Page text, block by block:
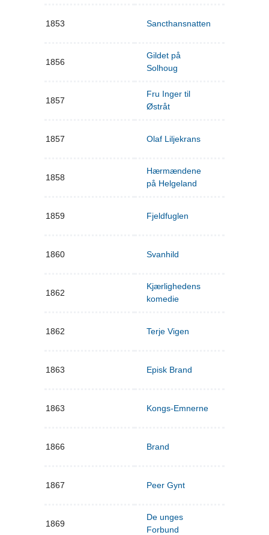
1853 Sancthansnatten
1856
Gildet på
Solhoug
1857
Fru Inger til
Østråt
1857 Olaf Liljekrans
1858
Hærmændene
på Helgeland
1859 Fjeldfuglen
1860 Svanhild
1862
Kjærlighedens
komedie
1862 Terje Vigen
1863 Episk Brand
1863 Kongs-Emnerne
1866 Brand
1867 Peer Gynt
1869
De unges
Forbund